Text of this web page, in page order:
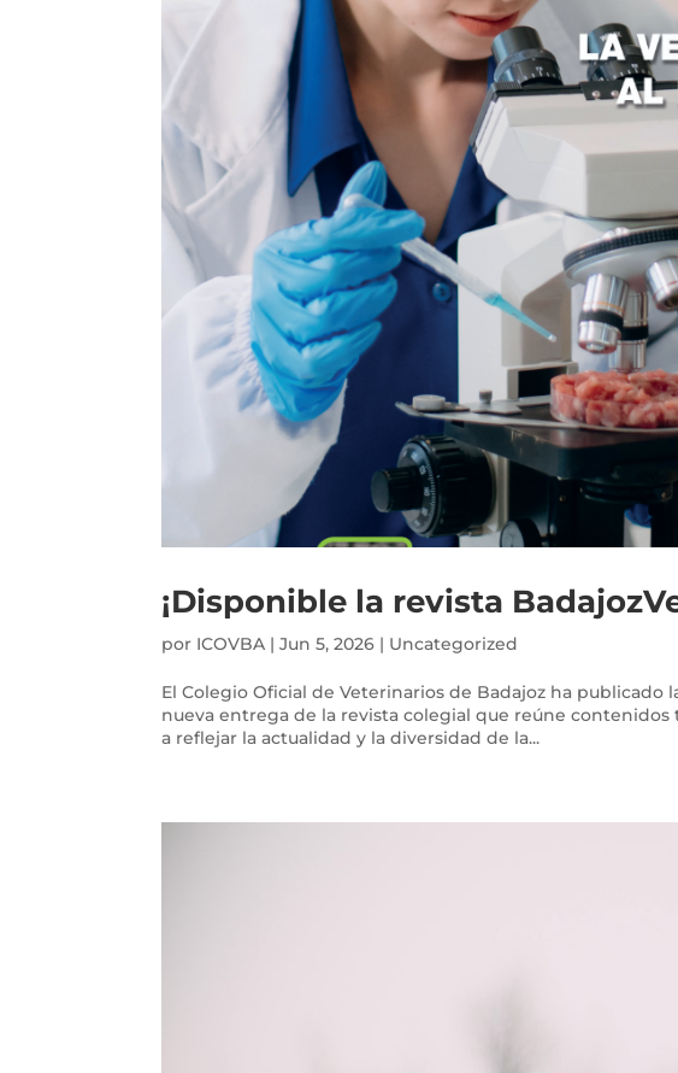
¡Disponible la revista
por ICOVBA |Jun 5, 2026 | Uncategorized
El Colegio Oficial de Veterinarios de Badajoz ha
nueva entrega de la revista colegial que reúne
a reflejar la actualidad y la diversidad de la...